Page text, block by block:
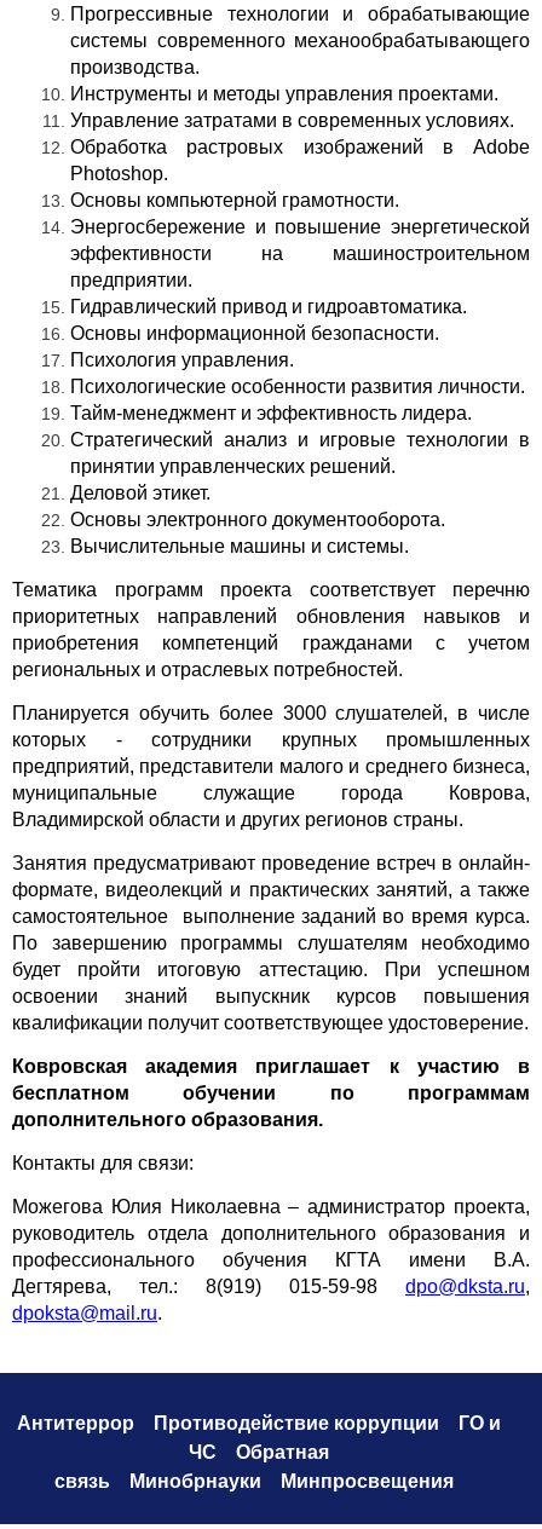
Прогрессивные технологии и обрабатывающие
системы современного механообрабатывающего
производства.
Инструменты и методы управления проектами.
Управление затратами в современных условиях.
Обработка растровых изображений в Adobe
Photoshop.
Основы компьютерной грамотности.
Энергосбережение и повышение энергетической
эффективности на машиностроительном
предприятии.
Гидравлический привод и гидроавтоматика.
Основы информационной безопасности.
Психология управления.
Психологические особенности развития личности.
Тайм-менеджмент и эффективность лидера.
Стратегический анализ и игровые технологии в
принятии управленческих решений.
Деловой этикет.
Основы электронного документооборота.
Вычислительные машины и системы.
Тематика программ проекта соответствует перечню
приоритетных направлений обновления навыков и
приобретения компетенций гражданами с учетом
региональных и отраслевых потребностей.
Планируется обучить более 3000 слушателей, в числе
которых - сотрудники крупных промышленных
предприятий, представители малого и среднего бизнеса,
муниципальные служащие города Коврова,
Владимирской области и других регионов страны.
Занятия предусматривают проведение встреч в онлайн-
формате, видеолекций и практических занятий, а также
самостоятельное выполнение заданий во время курса.
По завершению программы слушателям необходимо
будет пройти итоговую аттестацию. При успешном
освоении знаний выпускник курсов повышения
квалификации получит соответствующее удостоверение.
Ковровская академия приглашает к участию в
бесплатном обучении по программам
дополнительного образования.
Контакты для связи:
Можегова Юлия Николаевна – администратор проекта,
руководитель отдела дополнительного образования и
профессионального обучения КГТА имени В.А.
Дегтярева, тел.: 8(919) 015-59-98 dpo@dksta.ru,
dpoksta@mail.ru.
Антитеррор Противодействие коррупции
ГО и
ЧС
Обратная
связь
Минобрнауки Минпросвещения